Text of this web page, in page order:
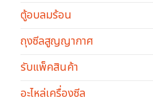
ตู้อบลมร้อน
ถุงซีลสูญญากาศ
รับแพ็คสินค้า
อะไหล่เครื่องซีล